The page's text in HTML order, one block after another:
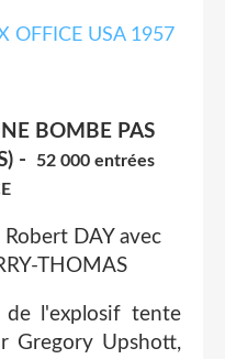
BOMBE PAS
-
52 000 entrées
DAY avec
THOMAS
de l'explosif tente
Gregory Upshott,